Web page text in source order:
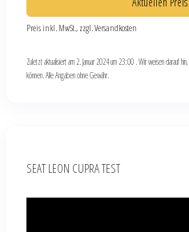
Preis inkl. MwSt., zzgl. Versandkosten
Zuletzt aktualisiert am 2. Januar 2024 um 23:00 . Wir weisen darauf
können. Alle Angaben ohne Gewähr.
SEAT LEON CUPRA TEST